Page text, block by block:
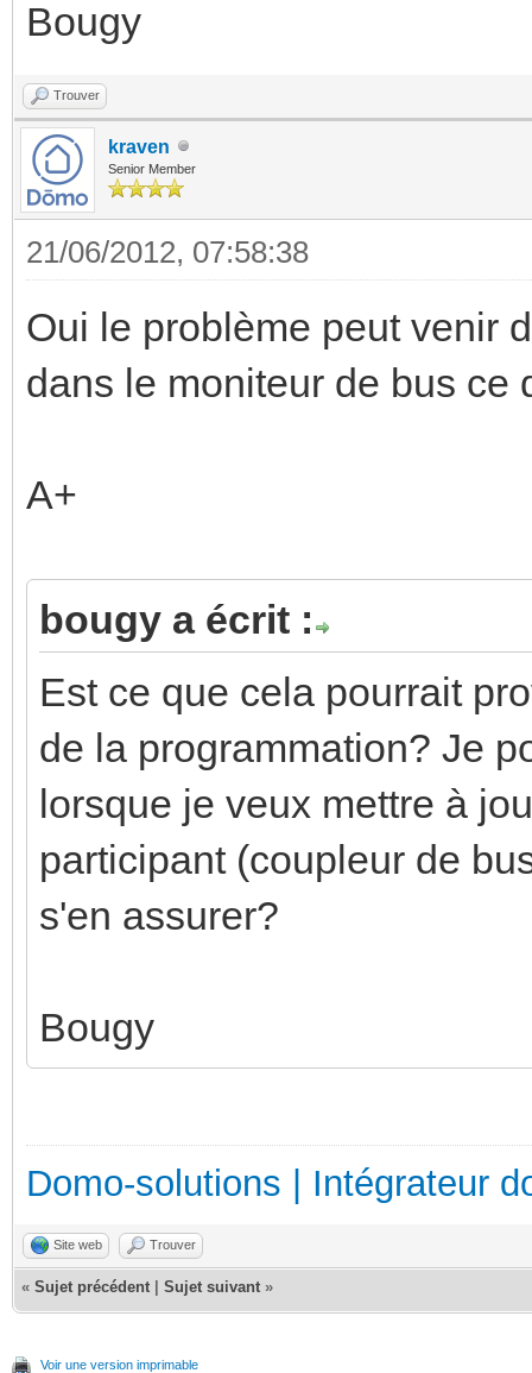
Bougy
Trouver
kraven
Senior Member
21/06/2012, 07:58:38
Oui le problème peut venir
dans le moniteur de bus ce
A+
bougy a écrit :
Est ce que cela pourrait
de la programmation? Je
lorsque je veux mettre à
participant (coupleur de
s'en assurer?
Bougy
Domo-solutions | Intégrateur
Site web Trouver
« Sujet précédent Sujet suivant »
Voir une version imprimable